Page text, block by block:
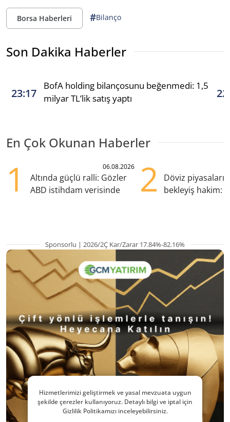
Borsa Haberleri #Bilanço
Son Dakika Haberler
23:17
BofA holding bilançosunu beğenmedi: 1,5
milyar TL’lik satış yaptı
En Çok Okunan Haberler
1 06.08.2026
Altında güçlü ralli: Gözler
ABD istihdam verisinde
2
Döviz
bekleyiş hakim:
Sponsorlu | 2026/2Ç Kar/Zarar 17.84%-82.16%
Hizmetlerimizi geliştirmek ve yasal mevzuata uygun
şekilde çerezler kullanıyoruz. Detaylı bilgi ve iptal için
Gizlilik Politikamızı inceleyebilirsiniz.